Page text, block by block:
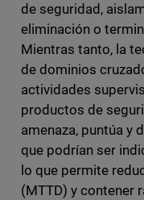
de seguridad,
eliminación o
Mientras tanto, la
de dominios
actividades
productos de
amenaza, puntúa y
que podrían ser
lo que permite
(MTTD) y contener